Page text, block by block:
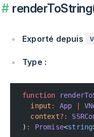
Exporté depuis
Type :
function
  input
: App
  context
?:
) : Promise<string